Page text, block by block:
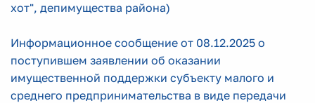
хот", депимущества района)
Информационное сообщение от 08.12.2025 о
поступившем заявлении об оказании
имущественной поддержки субъекту малого и
среднего предпринимательства в виде передачи